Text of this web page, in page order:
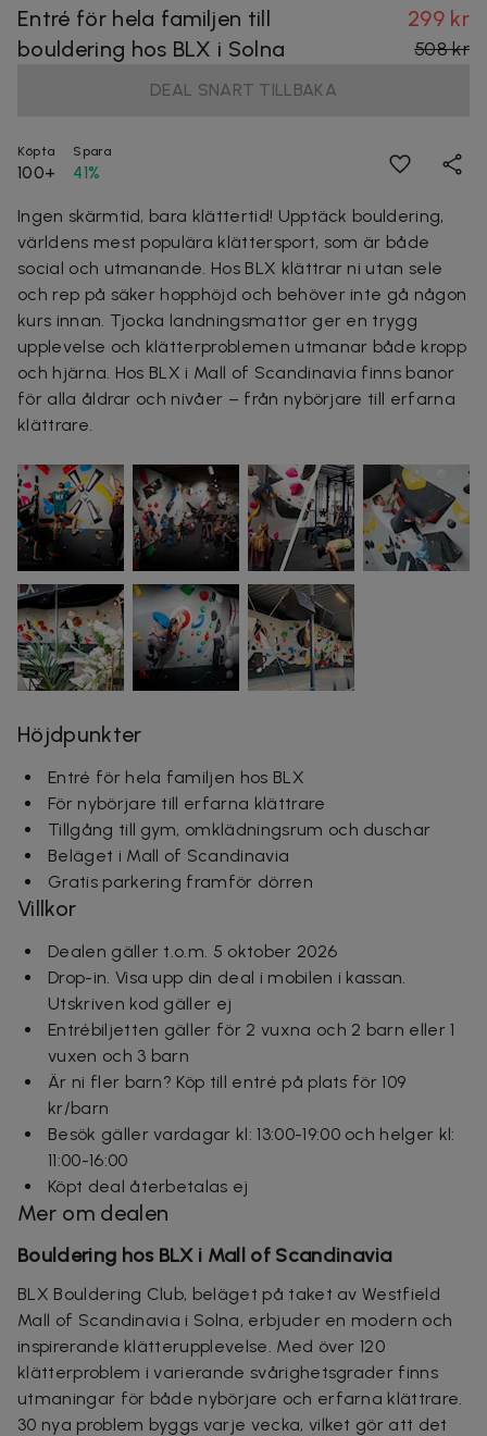
Entré för hela familjen till
bouldering hos BLX i Solna
299 kr
508 kr
DEAL SNART TILLBAKA
Köpta
100+
Spara
41%
Ingen skärmtid, bara klättertid! Upptäck bouldering,
världens mest populära klättersport, som är både
social och utmanande. Hos BLX klättrar ni utan sele
och rep på säker hopphöjd och behöver inte gå någon
kurs innan. Tjocka landningsmattor ger en trygg
upplevelse och klätterproblemen utmanar både kropp
och hjärna. Hos BLX i Mall of Scandinavia finns banor
för alla åldrar och nivåer – från nybörjare till erfarna
klättrare.
Höjdpunkter
Entré för hela familjen hos BLX
För nybörjare till erfarna klättrare
Tillgång till gym, omklädningsrum och duschar
Beläget i Mall of Scandinavia
Gratis parkering framför dörren
Villkor
Dealen gäller t.o.m. 5 oktober 2026
Drop-in. Visa upp din deal i mobilen i kassan.
Utskriven kod gäller ej
Entrébiljetten gäller för 2 vuxna och 2 barn eller 1
vuxen och 3 barn
Är ni fler barn? Köp till entré på plats för 109
kr/barn
Besök gäller vardagar kl: 13:00-19:00 och helger kl:
11:00-16:00
Köpt deal återbetalas ej
Mer om dealen
Bouldering hos BLX i Mall of Scandinavia
BLX Bouldering Club, beläget på taket av Westfield
Mall of Scandinavia i Solna, erbjuder en modern och
inspirerande klätterupplevelse. Med över 120
klätterproblem i varierande svårighetsgrader finns
utmaningar för både nybörjare och erfarna klättrare.
30 nya problem byggs varje vecka, vilket gör att det